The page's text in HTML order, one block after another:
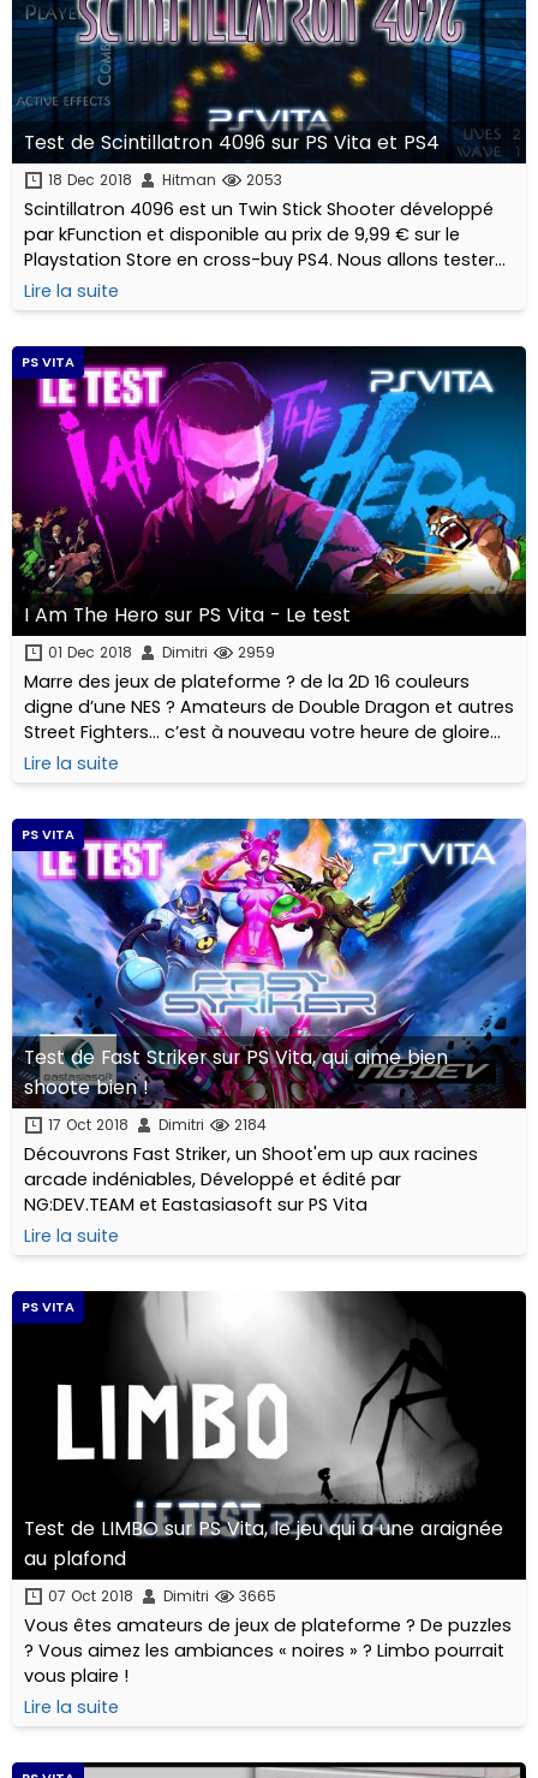
Test de Scintillatron 4096 sur PS Vita et PS4
18 Dec 2018 Hitman 2053
Scintillatron 4096 est un Twin Stick Shooter développé
par kFunction et disponible au prix de 9,99 € sur le
Playstation Store en cross-buy PS4. Nous allons tester
aujourd'hui conjointement les 2 plateformes.
Lire la suite
PS VITA
I Am The Hero sur PS Vita - Le test
01 Dec 2018 Dimitri 2959
Marre des jeux de plateforme ? de la 2D 16 couleurs
digne d’une NES ? Amateurs de Double Dragon et autres
Street Fighters… c’est à nouveau votre heure de gloire
sur PS Vita !
Lire la suite
PS VITA
Test de Fast Striker sur PS Vita, qui aime bien
shoote bien !
17 Oct 2018 Dimitri 2184
Découvrons Fast Striker, un Shoot'em up aux racines
arcade indéniables, Développé et édité par
NG:DEV.TEAM et Eastasiasoft sur PS Vita
Lire la suite
PS VITA
Test de LIMBO sur PS Vita, le jeu qui a une araignée
au plafond
07 Oct 2018 Dimitri 3665
Vous êtes amateurs de jeux de plateforme ? De puzzles
? Vous aimez les ambiances « noires » ? Limbo pourrait
vous plaire !
Lire la suite